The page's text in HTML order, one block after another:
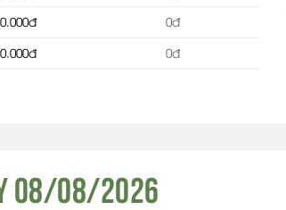
0đ
0đ
08/08/2026